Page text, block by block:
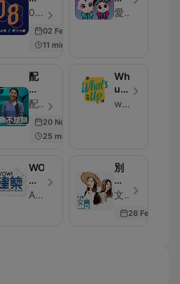
龍-08
travel
08小龍 - Épisode 120
02 Feb 2024
11 min
歌愛花香歌仔戲ｘ正聲廣播公司雲林廣播電臺
配
魚
不
聊-
Fun
Talk
配魚不尬聊 - Épisode 257
20 Nov 2024
25 min
What’s
up？
花
誌？
what's up?花生啥米代誌？
WOW!
建
築Amazing architecture
別
叫
我
青
文青別叫我 - Épisode 160
26 Feb 2026